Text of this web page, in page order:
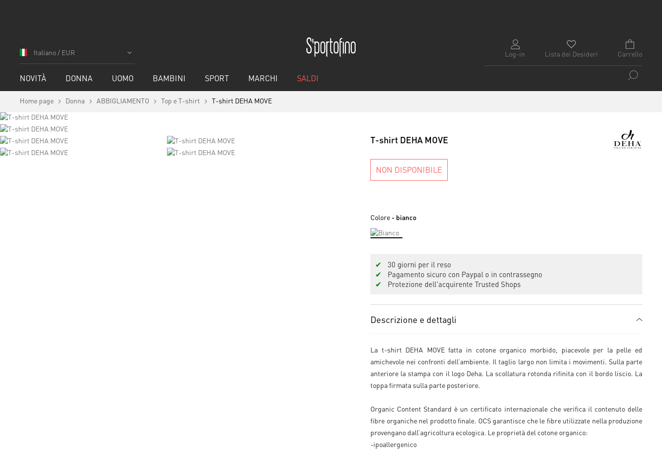
Log-in Carrello
Lista dei Desideri
Italiano / EUR
NOVITÀ DONNA UOMO BAMBINI SPORT MARCHI SALDI
Home page Donna ABBIGLIAMENTO Top e T-shirt
T-shirt DEHA MOVE
Vai
alla
fine
della
galleria
T-shirt DEHA MOVE
NON DISPONIBILE
Colore - bianco
✔
30 giorni per il reso
✔
Pagamento sicuro con Paypal o in contrassegno
✔
Protezione dell'acquirente Trusted Shops
Descrizione e dettagli
La t-shirt DEHA MOVE fatta in cotone organico morbido, piacevole per la pelle ed
amichevole nei confronti dell’ambiente. Il taglio largo non limita i movimenti. Sulla parte
anteriore la stampa con il logo Deha. La scollatura rotonda rifinita con il bordo liscio. La
toppa firmata sulla parte posteriore.
Organic Content Standard è un certificato internazionale che verifica il contenuto delle
fibre organiche nel prodotto finale. OCS garantisce che le fibre utilizzate nella produzione
provengano dall’agricoltura ecologica. Le proprietà del cotone organico:
-ipoallergenico